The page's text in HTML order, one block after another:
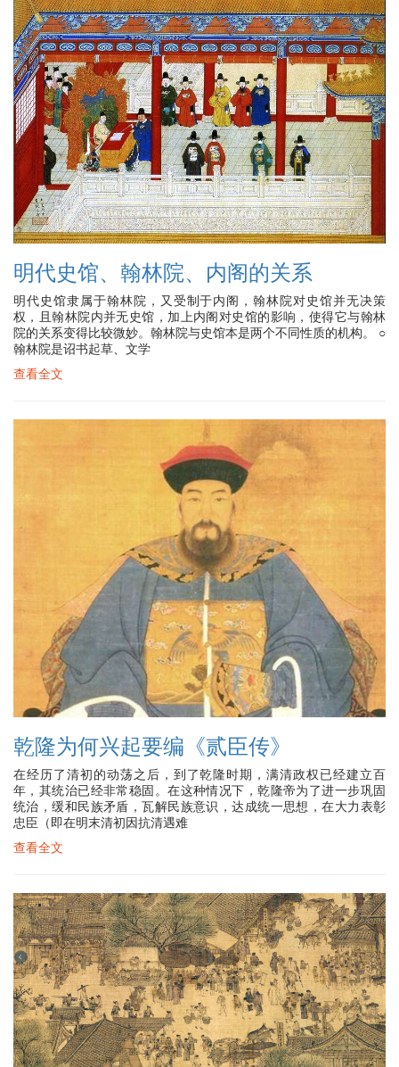
明代史馆、翰林院、内阁的关系
明代史馆隶属于翰林院，又受制于内阁，翰林院对史馆并无决策
权，且翰林院内并无史馆，加上内阁对史馆的影响，使得它与翰林
院的关系变得比较微妙。翰林院与史馆本是两个不同性质的机构。 ○
翰林院是诏书起草、文学
查看全文
乾隆为何兴起要编《贰臣传》
在经历了清初的动荡之后，到了乾隆时期，满清政权已经建立百
年，其统治已经非常稳固。在这种情况下，乾隆帝为了进一步巩固
统治，缓和民族矛盾，瓦解民族意识，达成统一思想，在大力表彰
忠臣（即在明末清初因抗清遇难
查看全文